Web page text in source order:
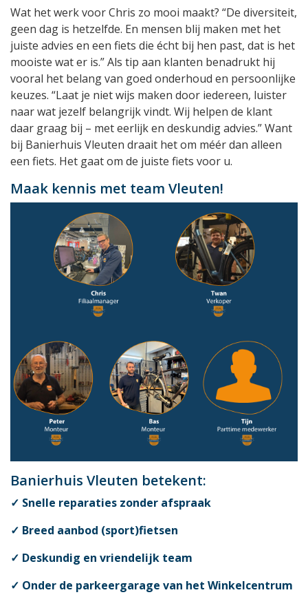
Wat het werk voor Chris zo mooi maakt? “De diversiteit,
geen dag is hetzelfde. En mensen blij maken met het
juiste advies en een fiets die écht bij hen past, dat is het
mooiste wat er is.” Als tip aan klanten benadrukt hij
vooral het belang van goed onderhoud en persoonlijke
keuzes. “Laat je niet wijs maken door iedereen, luister
naar wat jezelf belangrijk vindt. Wij helpen de klant
daar graag bij – met eerlijk en deskundig advies.” Want
bij Banierhuis Vleuten draait het om méér dan alleen
een fiets. Het gaat om de juiste fiets voor u.
Maak kennis met team Vleuten!
Banierhuis Vleuten betekent:
✓ Snelle reparaties zonder afspraak
✓ Breed aanbod (sport)fietsen
✓ Deskundig en vriendelijk team
✓ Onder de parkeergarage van het Winkelcentrum